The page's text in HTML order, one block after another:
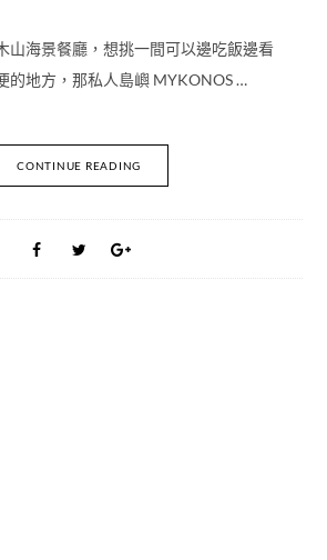
山海景餐廳，想挑一間可以邊吃飯邊看
的地方，那私人島嶼 MYKONOS …
CONTINUE READING